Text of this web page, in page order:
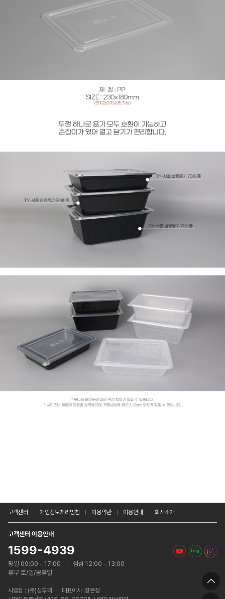
고객센터 개인정보처리방침 이용약관 이용안내 회사소개
고객센터 이용안내
1599-4939
평일 09:00 - 17:00
점심 12:00 - 13:00
휴무 토/일/공휴일
사업장 : (주)삼부팩
대표이사 :장은정